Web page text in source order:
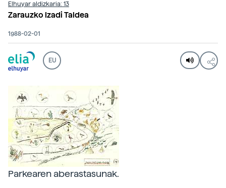
Elhuyar aldizkaria: 13
Zarauzko Izadi Taldea
1988-02-01
EU
Parkearen aberastasunak.